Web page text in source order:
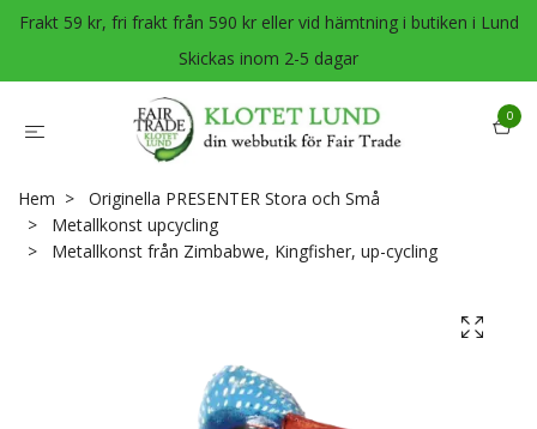
Frakt 59 kr, fri frakt från 590 kr eller vid hämtning i butiken i Lund
Skickas inom 2-5 dagar
0
Hem
Originella PRESENTER Stora och Små
Metallkonst upcycling
Metallkonst från Zimbabwe, Kingfisher, up-cycling